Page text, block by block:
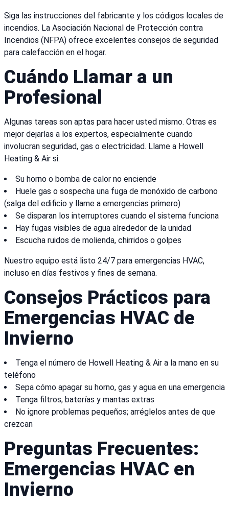
Siga las instrucciones del fabricante y los códigos locales de
incendios. La Asociación Nacional de Protección contra
Incendios (NFPA) ofrece excelentes consejos de seguridad
para calefacción en el hogar.
Cuándo Llamar a un
Profesional
Algunas tareas son aptas para hacer usted mismo. Otras es
mejor dejarlas a los expertos, especialmente cuando
involucran seguridad, gas o electricidad. Llame a Howell
Heating & Air si:
Su horno o bomba de calor no enciende
Huele gas o sospecha una fuga de monóxido de carbono
(salga del edificio y llame a emergencias primero)
Se disparan los interruptores cuando el sistema funciona
Hay fugas visibles de agua alrededor de la unidad
Escucha ruidos de molienda, chirridos o golpes
Nuestro equipo está listo 24/7 para emergencias HVAC,
incluso en días festivos y fines de semana.
Consejos Prácticos para
Emergencias HVAC de
Invierno
Tenga el número de Howell Heating & Air a la mano en su
teléfono
Sepa cómo apagar su horno, gas y agua en una emergencia
Tenga filtros, baterías y mantas extras
No ignore problemas pequeños; arréglelos antes de que
crezcan
Preguntas Frecuentes:
Emergencias HVAC en
Invierno